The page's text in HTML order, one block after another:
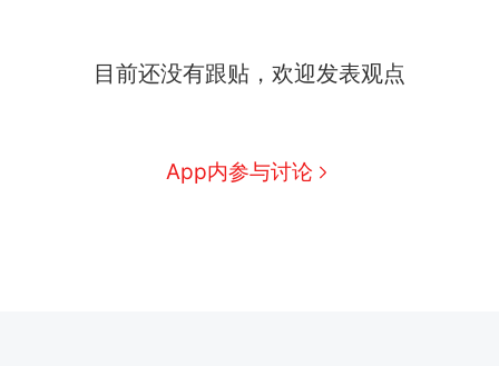
目前还没有跟贴，欢迎发表观点
App内参与讨论